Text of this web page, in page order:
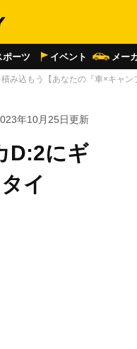
ポーツ イベント メー
み込もう【あなたの『車×キャン
年10月25日更新
D:2にギ
イ